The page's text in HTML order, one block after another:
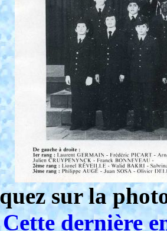
sur la
Cette dernière